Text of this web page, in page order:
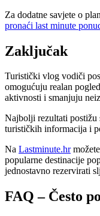
Za dodatne savjete o
pronaći last minute
Zaključak
Turistički vlog vodiči
omogućuju realan
aktivnosti i smanjuju
Najbolji rezultati
turističkih informacija i
Na Lastminute.hr
popularne destinacije
jednostavno rezervirati
FAQ – Često